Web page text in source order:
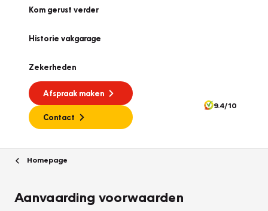
Kom gerust verder
Historie vakgarage
Zekerheden
Afspraak maken
Contact
9.4/10
Homepage
Aanvaarding voorwaarden